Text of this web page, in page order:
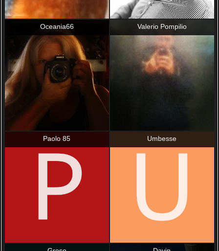
Oceania66 Valerio Pompilio
Paolo 85 Umbesse